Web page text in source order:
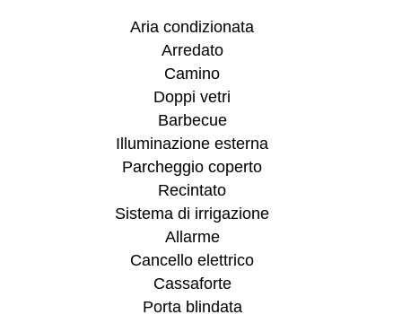
Aria condizionata
Arredato
Camino
Doppi vetri
Barbecue
Illuminazione esterna
Parcheggio coperto
Recintato
Sistema di irrigazione
Allarme
Cancello elettrico
Cassaforte
Porta blindata